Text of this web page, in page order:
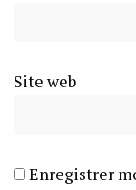
Site web
Enregistrer